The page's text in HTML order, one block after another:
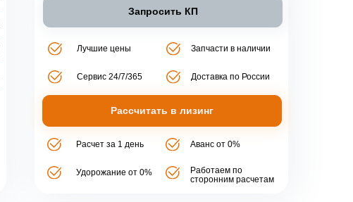
Запросить КП
Лучшие цены
Сервис 24/7/365
Запчасти в наличии
Доставка по России
Рассчитать в лизинг
Расчет за 1 день
Удорожание от 0%
Аванс от 0%
Работаем по
сторонним расчетам